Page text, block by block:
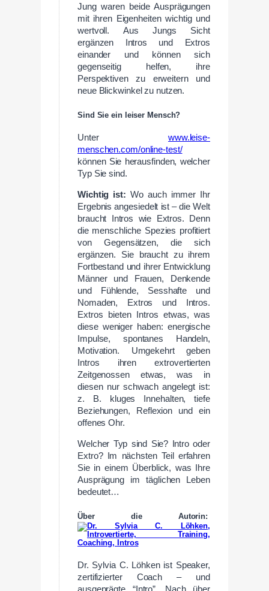
Jung waren beide Ausprägungen
mit ihren Eigenheiten wichtig und
wertvoll. Aus Jungs Sicht
ergänzen Intros und Extros
einander und können sich
gegenseitig helfen, ihre
Perspektiven zu erweitern und
neue Blickwinkel zu nutzen.
Sind Sie ein leiser Mensch?
Unter www.leise-
menschen.com/online-test/
können Sie herausfinden, welcher
Typ Sie sind.
Wichtig ist: Wo auch immer Ihr
Ergebnis angesiedelt ist – die Welt
braucht Intros wie Extros. Denn
die menschliche Spezies profitiert
von Gegensätzen, die sich
ergänzen. Sie braucht zu ihrem
Fortbestand und ihrer Entwicklung
Männer und Frauen, Denkende
und Fühlende, Sesshafte und
Nomaden, Extros und Intros.
Extros bieten Intros etwas, was
diese weniger haben: energische
Impulse, spontanes Handeln,
Motivation. Umgekehrt geben
Intros ihren extrovertierten
Zeitgenossen etwas, was in
diesen nur schwach angelegt ist:
z. B. kluges Innehalten, tiefe
Beziehungen, Reflexion und ein
offenes Ohr.
Welcher Typ sind Sie? Intro oder
Extro? Im nächsten Teil erfahren
Sie in einem Überblick, was Ihre
Ausprägung im täglichen Leben
bedeutet…
Über die Autorin:
Dr. Sylvia C. Löhken ist Speaker,
zertifizierter Coach – und